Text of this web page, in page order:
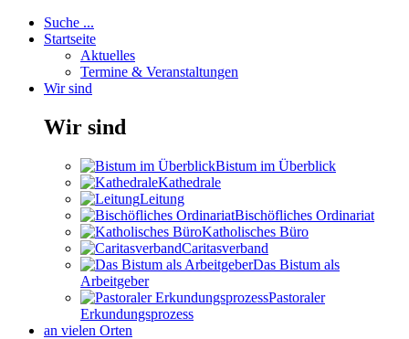
Suche ...
Startseite
Aktuelles
Termine & Veranstaltungen
Wir sind
Wir sind
Bistum im Überblick
Kathedrale
Leitung
Bischöfliches Ordinariat
Katholisches Büro
Caritasverband
Das Bistum als
Arbeitgeber
Pastoraler
Erkundungsprozess
an vielen Orten